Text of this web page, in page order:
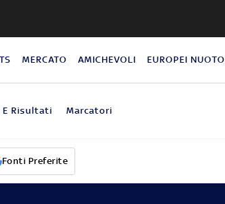
MERCATO AMICHEVOLI EUROPEI NUOTO
E Risultati Marcatori
Fonti Preferite